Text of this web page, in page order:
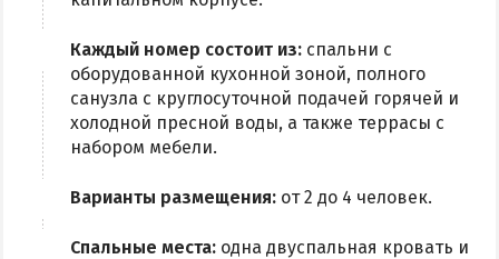
Каждый номер состоит из: спальни с
оборудованной кухонной зоной, полного
санузла с круглосуточной подачей горячей и
холодной пресной воды, а также террасы с
набором мебели.
Варианты размещения: от 2 до 4 человек.
Спальные места: одна двуспальная кровать и